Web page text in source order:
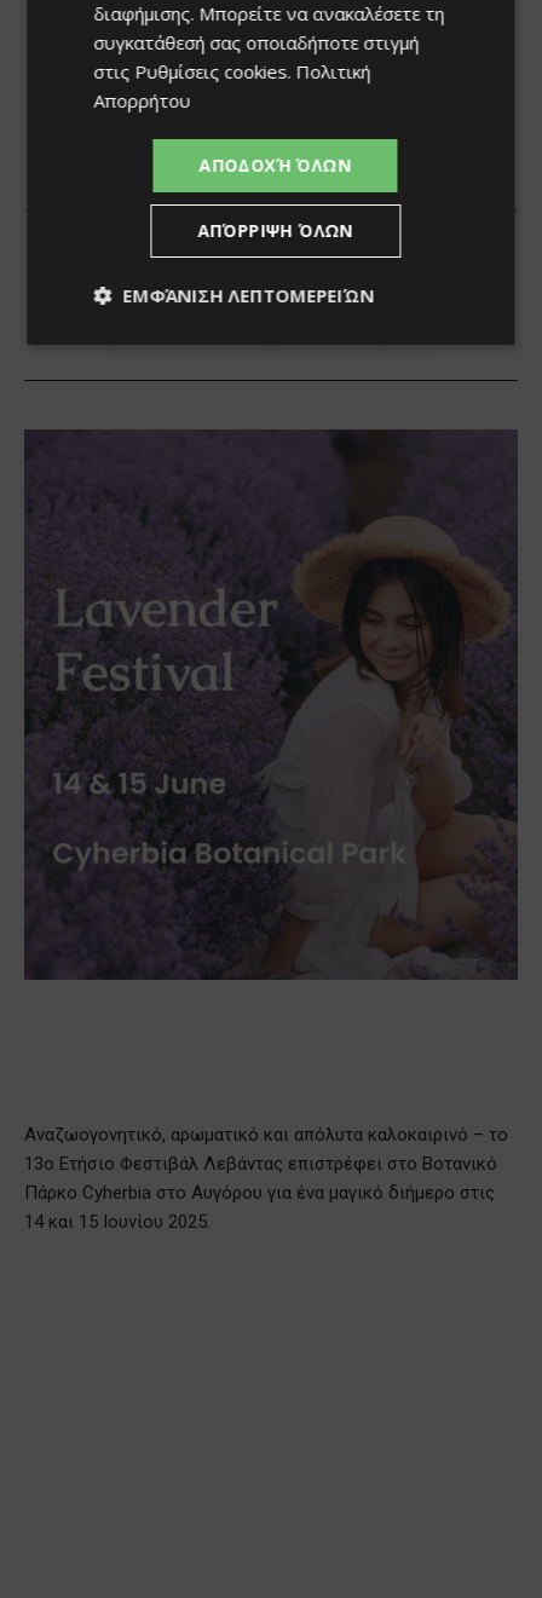
διαφήμισης. Μπορείτε να ανακαλέσετε τη
συγκατάθεσή σας οποιαδήποτε στιγμή
στις Ρυθμίσεις cookies. Πολιτική
Απορρήτου
ΑΠΟΔΟΧΉ ΌΛΩΝ
ΑΠΌΡΡΙΨΗ ΌΛΩΝ
ΕΜΦΆΝΙΣΗ ΛΕΠΤΟΜΕΡΕΙΏΝ